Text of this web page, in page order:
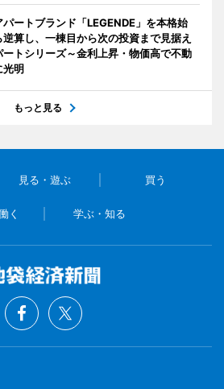
ートブランド「LEGENDE」を本格始
算し、一棟目から次の投資まで見据え
トシリーズ～金利上昇・物価高で不動
光明
もっと見る
見る・遊ぶ 買う
く 学ぶ・知る